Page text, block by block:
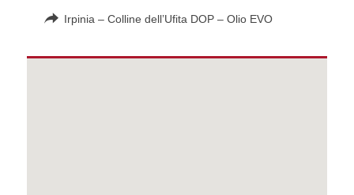
Irpinia – Colline dell’Ufita DOP – Olio EVO